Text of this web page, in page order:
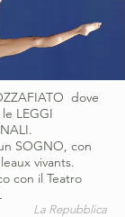
dove
LEGGI
SOGNO, con
vivants.
con il Teatro
La Repubblica